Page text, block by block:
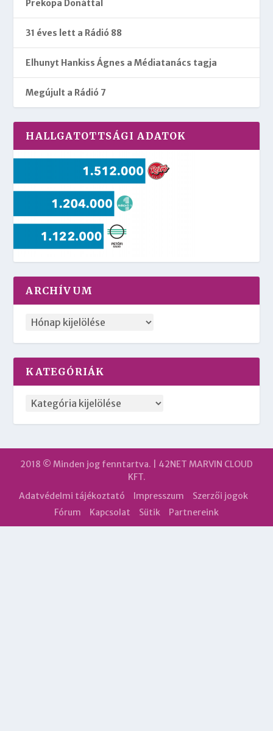
Prekopa Donáttal
31 éves lett a Rádió 88
Elhunyt Hankiss Ágnes a Médiatanács tagja
Megújult a Rádió 7
HALLGATOTTSÁGI ADATOK
ARCHÍVUM
KATEGÓRIÁK
2018 © Minden jog fenntartva. | 42NET MARVIN CLOUD
KFT.
Adatvédelmi tájékoztató
Impresszum
Szerzői jogok
Fórum
Kapcsolat Sütik Partnereink